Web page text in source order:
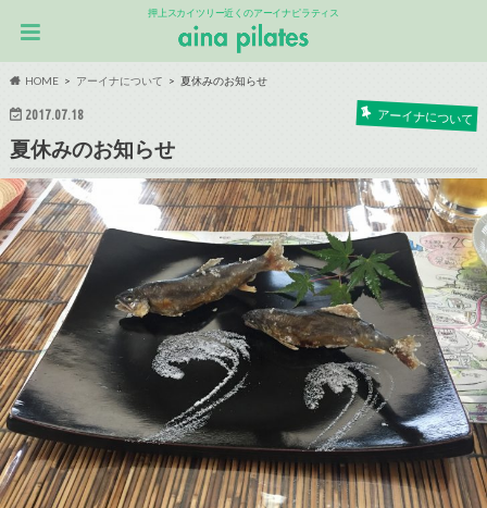
押上スカイツリー近くのアーイナピラティス
HOME アーイナについて 夏休みのお知らせ
2017.07.18 アーイナについて
夏休みのお知らせ